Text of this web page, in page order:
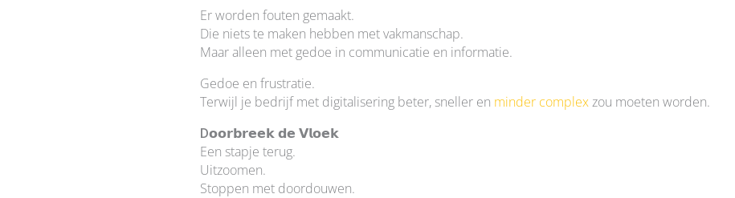
Er worden fouten gemaakt.
Die niets te maken hebben met vakmanschap.
Maar alleen met gedoe in communicatie en informatie.
Gedoe en frustratie.
Terwijl je bedrijf met digitalisering beter, sneller en minder complexzou moeten worden.
D𝗼𝗼𝗿𝗯𝗿𝗲𝗲𝗸 𝗱𝗲 𝗩𝗹𝗼𝗲𝗸
Een stapje terug.
Uitzoomen.
Stoppen met doordouwen.